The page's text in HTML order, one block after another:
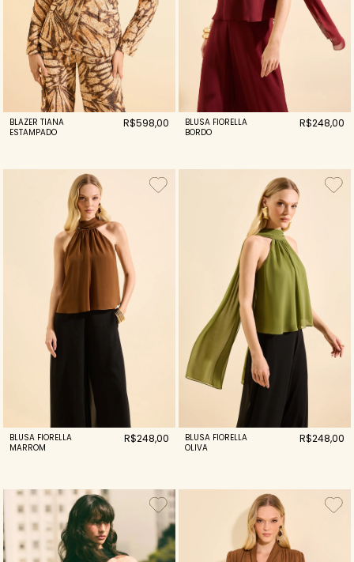
Preço
BLAZER TIANA
ESTAMPADO
R$598,00
BLUSA FIORELLA
BORDO
R$248,00
BLUSA FIORELLA
MARROM
R$248,00
BLUSA FIORELLA
OLIVA
R$248,00